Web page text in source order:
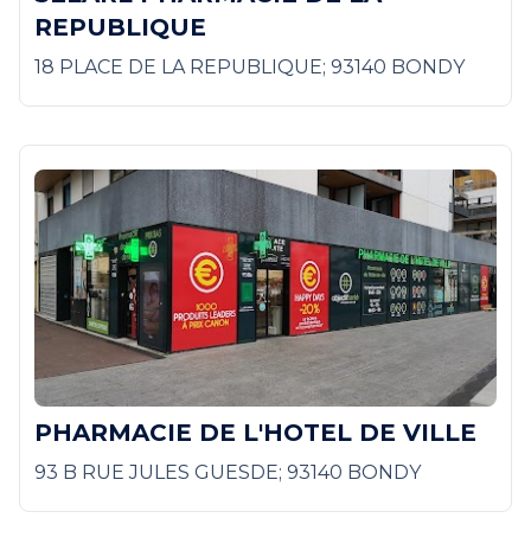
REPUBLIQUE
18 PLACE DE LA REPUBLIQUE; 93140 BONDY
PHARMACIE DE L'HOTEL DE VILLE
93 B RUE JULES GUESDE; 93140 BONDY